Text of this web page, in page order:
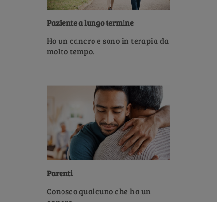
Paziente a lungo termine
Ho un cancro e sono in terapia da
molto tempo.
Parenti
Conosco qualcuno che ha un